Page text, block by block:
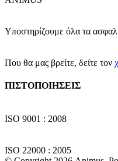
Υποστηρίζουμε όλα τα
Που θα μας βρείτε, δείτε τον
ΠΙΣΤΟΠΟΙΗΣΕΙΣ
ISO 9001 : 2008
ISO 22000 : 2005